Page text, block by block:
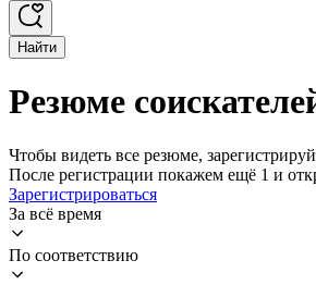
Найти
Резюме
Чтобы видеть все резюме,
После регистрации покажем ещё 1 и
Зарегистрироваться
За всё время
По соответствию